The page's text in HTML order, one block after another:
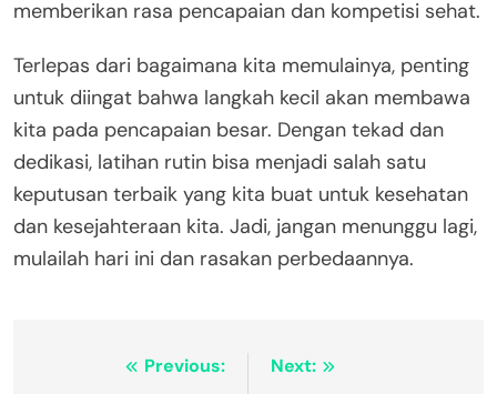
memberikan rasa pencapaian dan kompetisi sehat.
Terlepas dari bagaimana kita memulainya, penting
untuk diingat bahwa langkah kecil akan membawa
kita pada pencapaian besar. Dengan tekad dan
dedikasi, latihan rutin bisa menjadi salah satu
keputusan terbaik yang kita buat untuk kesehatan
dan kesejahteraan kita. Jadi, jangan menunggu lagi,
mulailah hari ini dan rasakan perbedaannya.
NavigasiPrevious:
Next: